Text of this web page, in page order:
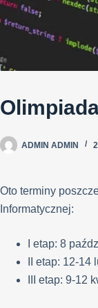
ADMIN ADMIN
Oto terminy
Informatycznej:
I etap: 8
II etap: 12-14
III etap: 9-12